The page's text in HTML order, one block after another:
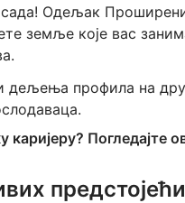
сада! Одељак
земље које вас
дељења профила на
каријеру? Погледајте